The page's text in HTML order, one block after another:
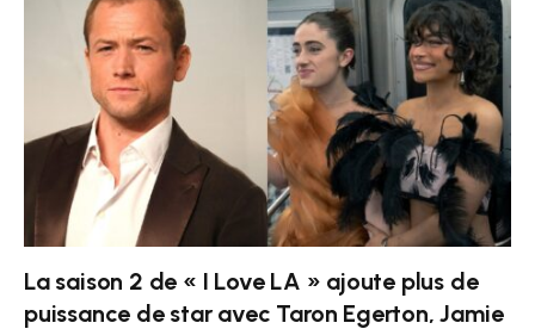
La saison 2 de « I Love LA » ajoute plus de
puissance de star avec Taron Egerton, Jamie